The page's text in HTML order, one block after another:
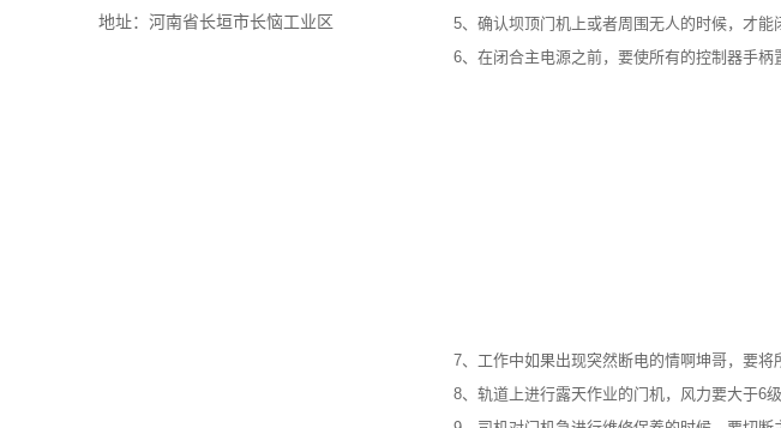
地址：河南省长垣市长恼工业区
5、确认坝顶门机上或者周围无人的时候，才能
6、在闭合主电源之前，要使所有的控制器手柄
7、工作中如果出现突然断电的情啊坤哥，要将
8、轨道上进行露天作业的门机，风力要大于6级